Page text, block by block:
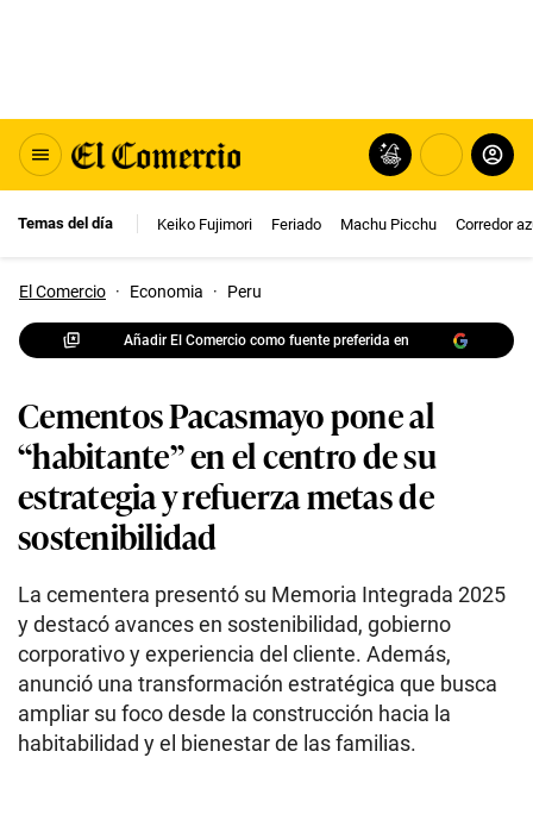
Temas del día Keiko Fujimori Feriado Machu Picchu Corredor
El Comercio · Economia · Peru
Añadir El Comercio como fuente preferida en
Cementos Pacasmayo pone al
“habitante” en el centro de su
estrategia y refuerza metas de
sostenibilidad
La cementera presentó su Memoria Integrada 2025
y destacó avances en sostenibilidad, gobierno
corporativo y experiencia del cliente. Además,
anunció una transformación estratégica que busca
ampliar su foco desde la construcción hacia la
habitabilidad y el bienestar de las familias.